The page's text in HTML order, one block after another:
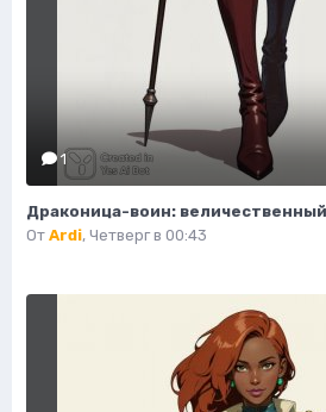
1
От Ardi, Четверг в 00:43